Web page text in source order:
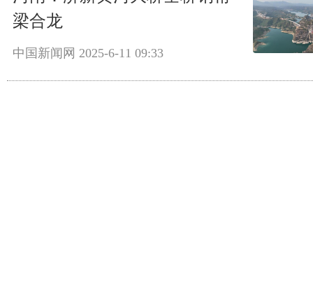
梁合龙
中国新闻网 2025-6-11 09:33